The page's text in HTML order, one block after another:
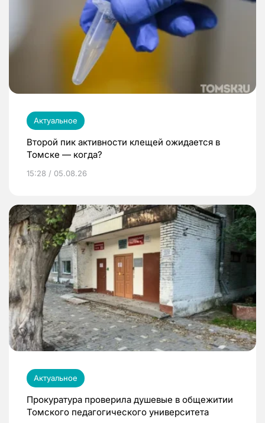
Актуальное
Второй пик активности клещей ожидается в
Томске — когда?
15:28 / 05.08.26
Актуальное
Прокуратура проверила душевые в общежитии
Томского педагогического университета